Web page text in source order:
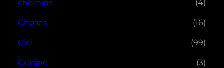
chemins (4)
Choses (16)
Ciel (99)
Cuisine (3)